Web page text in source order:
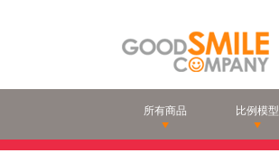
所有商品 比例模型